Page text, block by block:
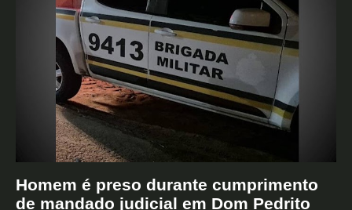
Homem é preso durante cumprimento
de mandado judicial em Dom Pedrito